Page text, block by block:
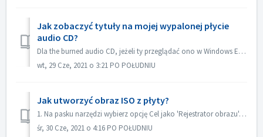
Jak zobaczyć tytuły na mojej wypalonej płycie
audio CD?
Dla the burned audio CD, jeżeli ty przeglądać ono w Windows Eksplorator, ono pokazywać jako ścieżka 01, ścieżka 02. Jest to zgodne z oczekiwaniami: If...
wt, 29 Cze, 2021 o 3:21 PO POŁUDNIU
Jak utworzyć obraz ISO z płyty?
1. Na pasku narzędzi wybierz opcję Cel jako 'Rejestrator obrazu'. 2. Włóż dysk źródłowy do napędu. Kliknij przycisk Kopiuj na pasku narzędzi. 3. ...
śr, 30 Cze, 2021 o 4:16 PO POŁUDNIU